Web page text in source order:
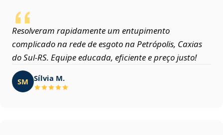
Resolveram rapidamente um entupimento
complicado na rede de esgoto na Petrópolis, Caxias
do Sul‑RS. Equipe educada, eficiente e preço justo!
SM Sílvia M.